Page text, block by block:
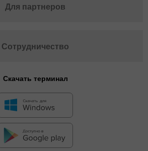
Для партнеров
Сотрудничество
Скачать терминал